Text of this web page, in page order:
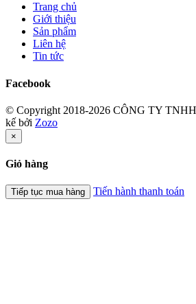
Trang chủ
Giới thiệu
Sản phẩm
Liên hệ
Tin tức
Facebook
© Copyright 2018-2026 CÔNG TY
kế bởi Zozo
×
Giỏ hàng
Tiếp tục mua hàng Tiến hành thanh toán